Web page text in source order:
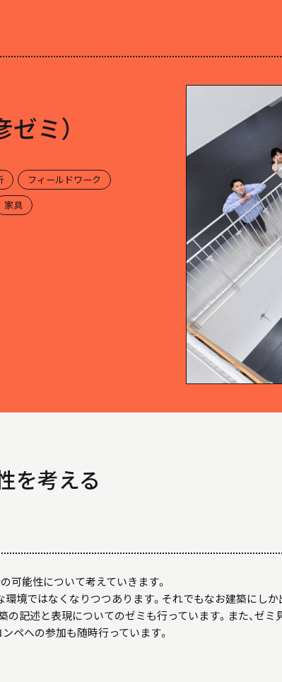
WEB MAGAZINE
WEBマガジン「SHUNKEN WEB」
「駿建（1996 - 2021）」
LINK
ミ）
フィールドワーク
家具
を考える
可能性について考えていきます。
境ではなくなりつつあります。それでもなお建築にし
記述と表現についてのゼミも行っています。また、ゼ
ペへの参加も随時行っています。